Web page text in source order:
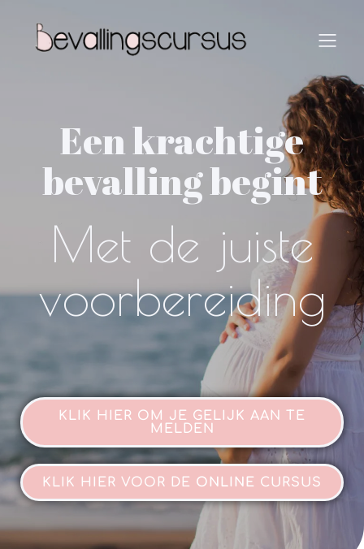
Een krachtige
bevalling begint
Met de juiste
voorbereiding
KLIK HIER OM JE GELIJK AAN TE
MELDEN
KLIK HIER VOOR DE ONLINE CURSUS